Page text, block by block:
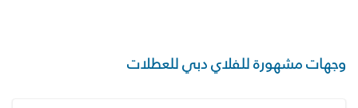
وجهات مشهورة للفلاي دبي للعطلات